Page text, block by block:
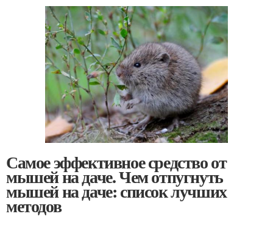
Самое эффективное средство от
мышей на даче. Чем отпугнуть
мышей на даче: список лучших
методов